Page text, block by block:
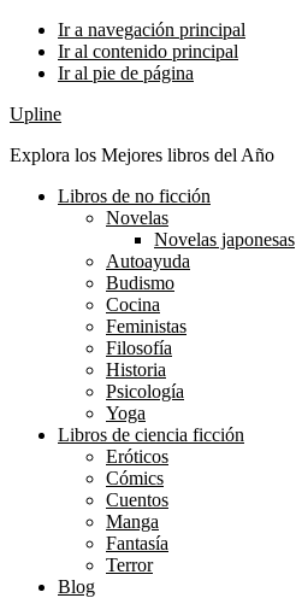
Ir a navegación principal
Ir al contenido principal
Ir al pie de página
Upline
Explora los Mejores libros del Año
Libros de no ficción
Novelas
Novelas japonesas
Autoayuda
Budismo
Cocina
Feministas
Filosofía
Historia
Psicología
Yoga
Libros de ciencia ficción
Eróticos
Cómics
Cuentos
Manga
Fantasía
Terror
Blog